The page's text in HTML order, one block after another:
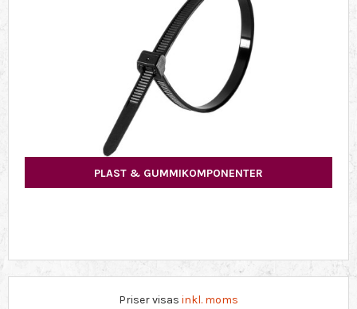
PLAST & GUMMIKOMPONENTER
Priser visas inkl. moms